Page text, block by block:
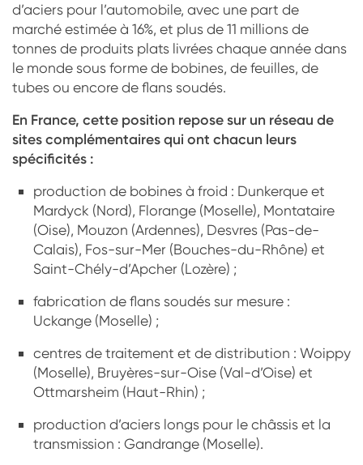
d’aciers pour l’automobile, avec une part de
marché estimée à 16%, et plus de 11 millions de
tonnes de produits plats livrées chaque année dans
le monde sous forme de bobines, de feuilles, de
tubes ou encore de flans soudés.
En France, cette position repose sur un réseau de
sites complémentaires qui ont chacun leurs
spécificités :
production de bobines à froid : Dunkerque et
Mardyck (Nord), Florange (Moselle), Montataire
(Oise), Mouzon (Ardennes), Desvres (Pas-de-
Calais), Fos-sur-Mer (Bouches-du-Rhône) et
Saint-Chély-d’Apcher (Lozère) ;
fabrication de flans soudés sur mesure :
Uckange (Moselle) ;
centres de traitement et de distribution : Woippy
(Moselle), Bruyères-sur-Oise (Val-d’Oise) et
Ottmarsheim (Haut-Rhin) ;
production d’aciers longs pour le châssis et la
transmission : Gandrange (Moselle).